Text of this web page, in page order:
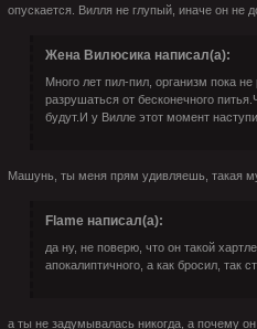
опускается. Вилля не глупый, иначе он не
Жена Вилюсика написал(а):
Много лет пил-пил, организм пока
разрушаться от бесконечного
будут.И у Вилле этот момент
Машунь, ты меня прям удивляешь, такая
Flame написал(а):
да ну, не поверю, что он такой
апокалиптичного, а как бросил, так
а ты не задумывалась никогда, а почему